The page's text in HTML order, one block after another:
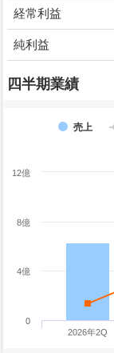
経常利益
純利益
四半期業績
売上
2026年2Q
0
4億
8億
12億